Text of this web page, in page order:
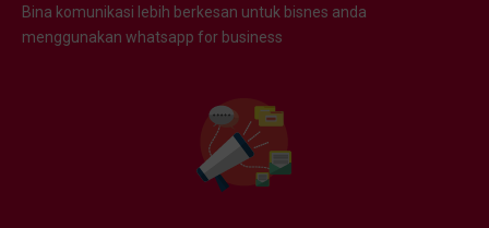
Bina komunikasi lebih berkesan untuk bisnes anda
menggunakan whatsapp for business